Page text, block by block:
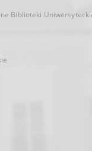
Biblioteki